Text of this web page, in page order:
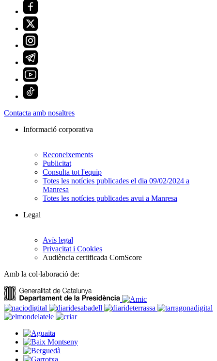
Contacta amb nosaltres
Informació corporativa
Reconeixements
Publicitat
Consulta tot l'equip
Totes les notícies publicades el dia 09/02/2024 a
Manresa
Totes les notícies publicades avui a Manresa
Legal
Avís legal
Privacitat i Cookies
Audiència certificada ComScore
Amb la col·laboració de: